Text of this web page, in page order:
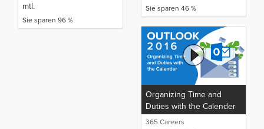
mtl.
Sie sparen 96 %
Sie sparen 46 %
Organizing Time and
Duties with the Calender
(EN)
365 Careers